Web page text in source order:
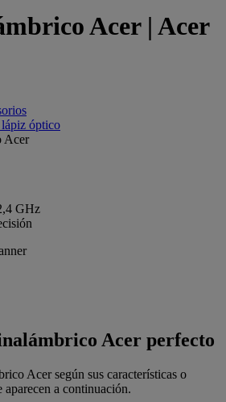
Acer | Acer
óptico
Acer
GHz
Acer perfecto
Acer según sus características o
a continuación.